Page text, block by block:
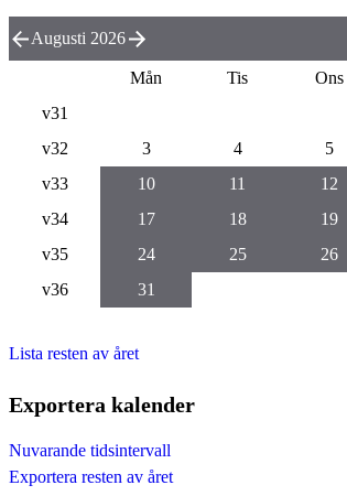
Augusti 2026
Mån Tis Ons
v31
v32
3 4 5
v33
10 11 12
v34
17 18 19
v35
24 25 26
v36
31
Lista resten av året
Exportera kalender
Nuvarande tidsintervall
Exportera resten av året